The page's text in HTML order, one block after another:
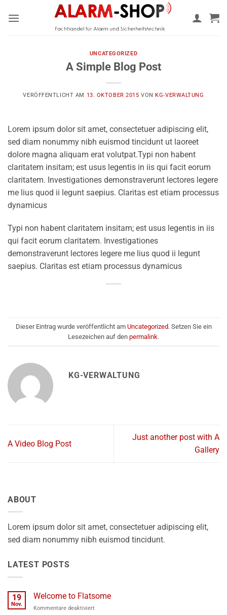
Inhalt
UNCATEGORIZED
A Simple Blog Post
VERÖFFENTLICHT AM 13. OKTOBER 2015 VONKG-VERWALTUNG
Lorem ipsum dolor sit amet, consectetuer adipiscing elit,
sed diam nonummy nibh euismod tincidunt ut laoreet
dolore magna aliquam erat volutpat.Typi non habent
claritatem insitam; est usus legentis in iis qui facit eorum
claritatem. Investigationes demonstraverunt lectores legere
me lius quod ii legunt saepius. Claritas est etiam processus
dynamicus
Typi non habent claritatem insitam; est usus legentis in iis
qui facit eorum claritatem. Investigationes
demonstraverunt lectores legere me lius quod ii legunt
saepius. Claritas est etiam processus dynamicus
Dieser Eintrag wurde veröffentlicht am Uncategorized. Setzen Sie ein
Lesezeichen auf den permalink.
KG-VERWALTUNG
A Video Blog Post
Just another post with A
Gallery
ABOUT
Lorem ipsum dolor sit amet, consectetuer adipiscing elit,
sed diam nonummy nibh euismod tincidunt.
LATEST POSTS
19
Nov.
Welcome to Flatsome
Kommentare deaktiviert